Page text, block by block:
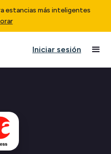
estancias más inteligentes
Iniciar sesión